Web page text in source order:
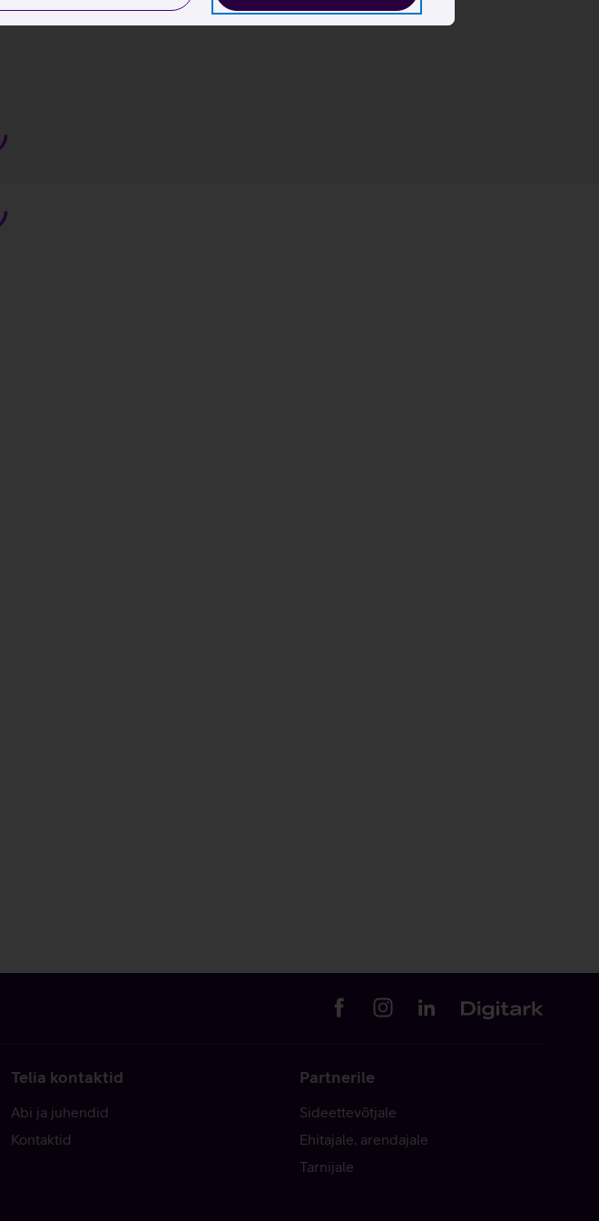
Telia kontaktid
Abi ja juhendid
Kontaktid
Partnerile
Sideettevõtjale
Ehitajale, arendajale
Tarnijale